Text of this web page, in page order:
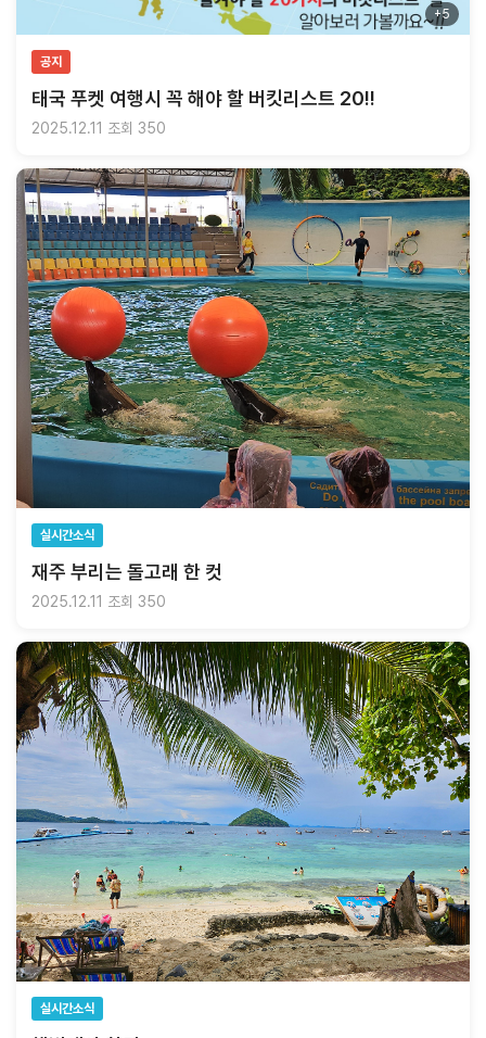
+5
공지
태국 푸켓 여행시 꼭 해야 할 버킷리스트 20!!
2025.12.11 조회 350
실시간소식
재주 부리는 돌고래 한 컷
2025.12.11 조회 350
실시간소식